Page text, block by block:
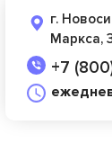
г.
Маркса,
+7